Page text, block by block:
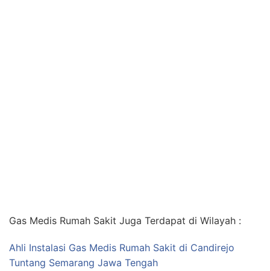
Gas Medis Rumah Sakit Juga Terdapat di Wilayah :
Ahli Instalasi Gas Medis Rumah Sakit di Candirejo
Tuntang Semarang Jawa Tengah